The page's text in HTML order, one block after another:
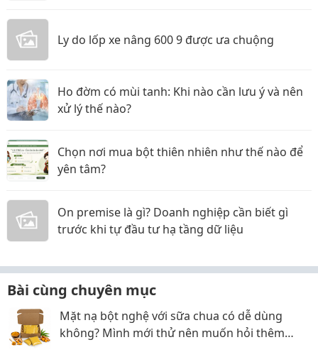
Ly do lốp xe nâng 600 9 được ưa chuộng
Ho đờm có mùi tanh: Khi nào cần lưu ý và nên
xử lý thế nào?
Chọn nơi mua bột thiên nhiên như thế nào để
yên tâm?
On premise là gì? Doanh nghiệp cần biết gì
trước khi tự đầu tư hạ tầng dữ liệu
Bài cùng chuyên mục
Mặt nạ bột nghệ với sữa chua có dễ dùng
không? Mình mới thử nên muốn hỏi thêm